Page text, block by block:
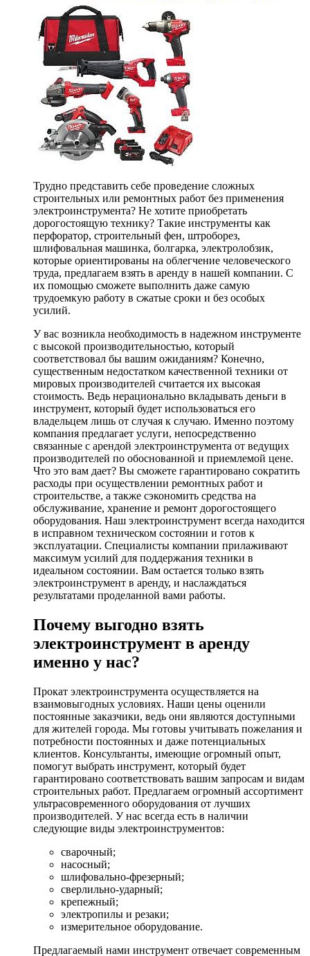
Трудно представить себе проведение сложных
строительных или ремонтных работ без применения
электроинструмента? Не хотите приобретать
дорогостоящую технику? Такие инструменты как
перфоратор, строительный фен, штроборез,
шлифовальная машинка, болгарка, электролобзик,
которые ориентированы на облегчение человеческого
труда, предлагаем взять в аренду в нашей компании. С
их помощью сможете выполнить даже самую
трудоемкую работу в сжатые сроки и без особых
усилий.
У вас возникла необходимость в надежном инструменте
с высокой производительностью, который
соответствовал бы вашим ожиданиям? Конечно,
существенным недостатком качественной техники от
мировых производителей считается их высокая
стоимость. Ведь нерационально вкладывать деньги в
инструмент, который будет использоваться его
владельцем лишь от случая к случаю. Именно поэтому
компания предлагает услуги, непосредственно
связанные с арендой электроинструмента от ведущих
производителей по обоснованной и приемлемой цене.
Что это вам дает? Вы сможете гарантировано сократить
расходы при осуществлении ремонтных работ и
строительстве, а также сэкономить средства на
обслуживание, хранение и ремонт дорогостоящего
оборудования. Наш электроинструмент всегда находится
в исправном техническом состоянии и готов к
эксплуатации. Специалисты компании прилаживают
максимум усилий для поддержания техники в
идеальном состоянии. Вам остается только взять
электроинструмент в аренду, и наслаждаться
результатами проделанной вами работы.
Почему выгодно взять
электроинструмент в аренду
именно у нас?
Прокат электроинструмента осуществляется на
взаимовыгодных условиях. Наши цены оценили
постоянные заказчики, ведь они являются доступными
для жителей города. Мы готовы учитывать пожелания и
потребности постоянных и даже потенциальных
клиентов. Консультанты, имеющие огромный опыт,
помогут выбрать инструмент, который будет
гарантировано соответствовать вашим запросам и видам
строительных работ. Предлагаем огромный ассортимент
ультрасовременного оборудования от лучших
производителей. У нас всегда есть в наличии
следующие виды электроинструментов:
сварочный;
насосный;
шлифовально-фрезерный;
сверлильно-ударный;
крепежный;
электропилы и резаки;
измерительное оборудование.
Предлагаемый нами инструмент отвечает современным